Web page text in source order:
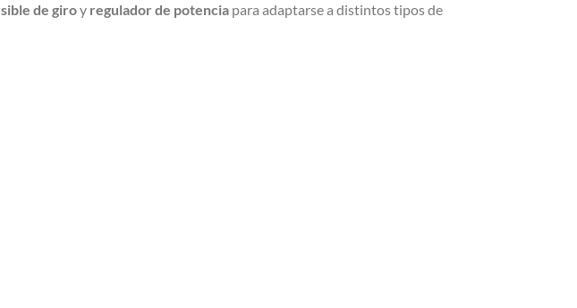
de giroy regulador de potencia para adaptarse a distintos tipos de